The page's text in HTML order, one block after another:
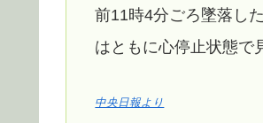
前11時4分ごろ墜落し
はともに心停止状態で
中央日報より